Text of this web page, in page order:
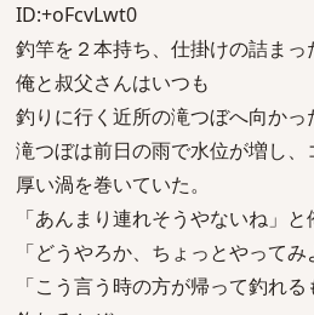
ID:+oFcvLwt0
釣竿を２本持ち、仕掛けの詰まっ
俺と叔父さんはいつも
釣りに行く近所の滝つぼへ向かっ
滝つぼは前日の雨で水位が増し
厚い渦を巻いていた。
「あんまり連れそうやないね」
「どうやろか、ちょっとやってみ
「こう言う時の方が帰って釣れ